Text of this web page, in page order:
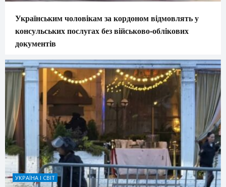
Українським чоловікам за кордоном відмовлять у
консульських послугах без військово-облікових
документів
УКРАЇНА І СВІТ